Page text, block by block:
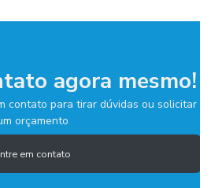
agora mesmo!
contato para tirar dúvidas ou solicitar
orçamento
em contato